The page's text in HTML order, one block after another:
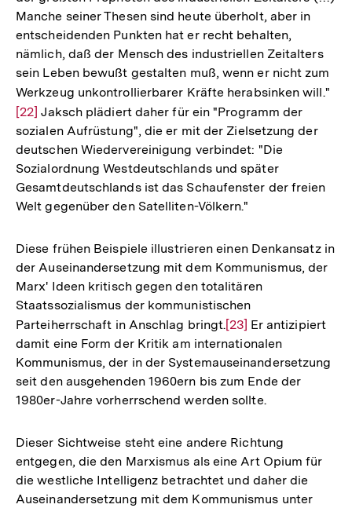
Manche seiner Thesen sind heute überholt, aber in
entscheidenden Punkten hat er recht behalten,
nämlich, daß der Mensch des industriellen Zeitalters
sein Leben bewußt gestalten muß, wenn er nicht zum
Werkzeug unkontrollierbarer Kräfte herabsinken will."
[22] Jaksch plädiert daher für ein "Programm der
sozialen Aufrüstung", die er mit der Zielsetzung der
deutschen Wiedervereinigung verbindet: "Die
Sozialordnung Westdeutschlands und später
Gesamtdeutschlands ist das Schaufenster der freien
Welt gegenüber den Satelliten-Völkern."
Diese frühen Beispiele illustrieren einen Denkansatz in
der Auseinandersetzung mit dem Kommunismus, der
Marx' Ideen kritisch gegen den totalitären
Staatssozialismus der kommunistischen
Parteiherrschaft in Anschlag bringt.Zur
Auflösung
der
Fußnote
[23] Er antizipiert
damit eine Form der Kritik am internationalen
Kommunismus, der in der Systemauseinandersetzung
seit den ausgehenden 1960ern bis zum Ende der
1980er-Jahre vorherrschend werden sollte.
Dieser Sichtweise steht eine andere Richtung
entgegen, die den Marxismus als eine Art Opium für
die westliche Intelligenz betrachtet und daher die
Auseinandersetzung mit dem Kommunismus unter